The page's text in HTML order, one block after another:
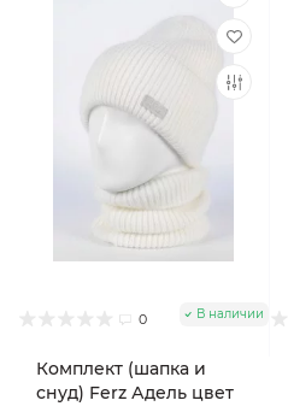
0 В наличии
Комплект (шапка и
снуд) Ferz Адель цвет